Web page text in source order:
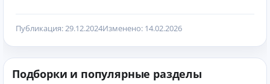
Публикация: 29.12.2024Изменено: 14.02.2026
Подборки и популярные разделы